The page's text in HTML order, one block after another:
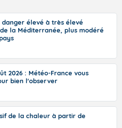
danger élevé à très élevé
la Méditerranée, plus modéré
2026 : Météo-France vous
bien l'observer
de la chaleur à partir de